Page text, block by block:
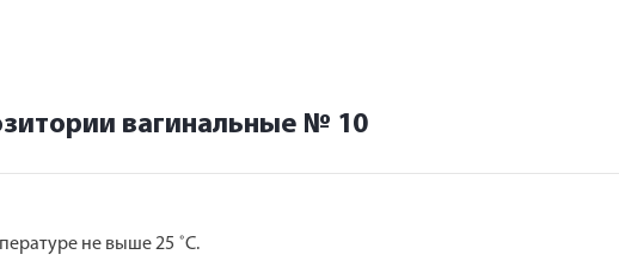
вагинальные № 10
не выше 25 ˚С.